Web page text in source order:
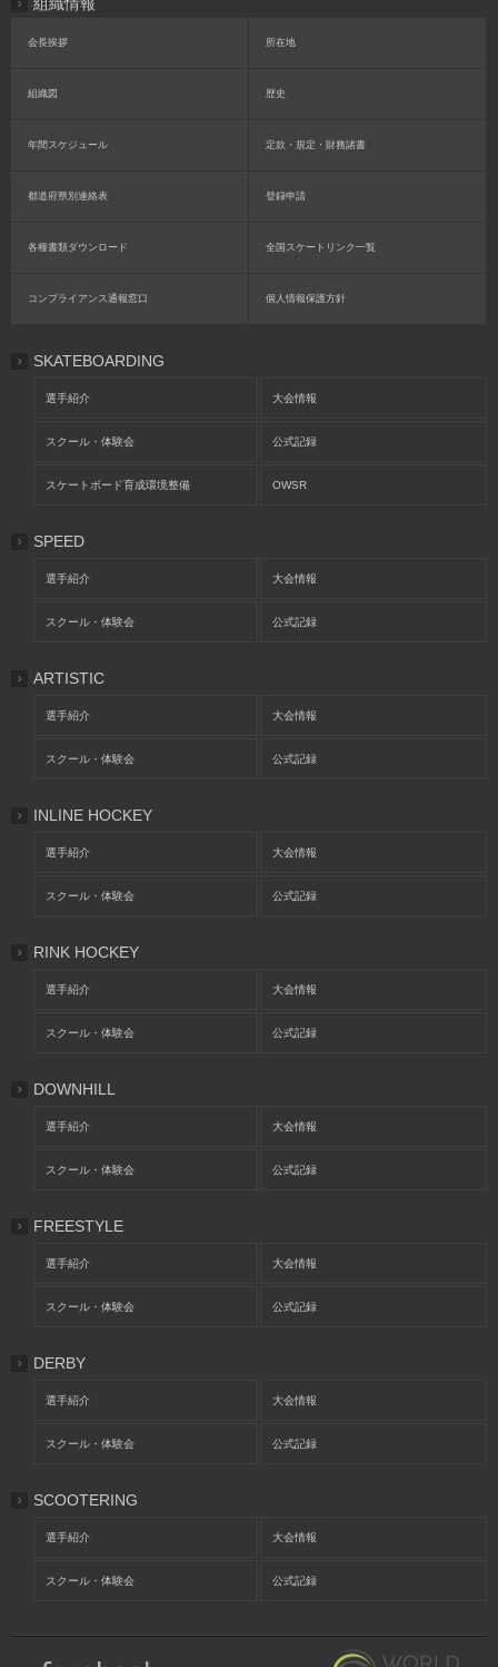
会長挨拶 所在地
組織図 歴史
年間スケジュール 定款・規定・財務諸書
都道府県別連絡表 登録申請
各種書類ダウンロード 全国スケートリンク一覧
コンプライアンス通報窓口 個人情報保護方針
SKATEBOARDING
選手紹介 大会情報
スクール・体験会 公式記録
スケートボード育成環境整備 OWSR
SPEED
選手紹介 大会情報
スクール・体験会 公式記録
ARTISTIC
選手紹介 大会情報
スクール・体験会 公式記録
INLINE HOCKEY
選手紹介 大会情報
スクール・体験会 公式記録
RINK HOCKEY
選手紹介 大会情報
スクール・体験会 公式記録
DOWNHILL
選手紹介 大会情報
スクール・体験会 公式記録
FREESTYLE
選手紹介 大会情報
スクール・体験会 公式記録
DERBY
選手紹介 大会情報
スクール・体験会 公式記録
SCOOTERING
選手紹介 大会情報
スクール・体験会 公式記録